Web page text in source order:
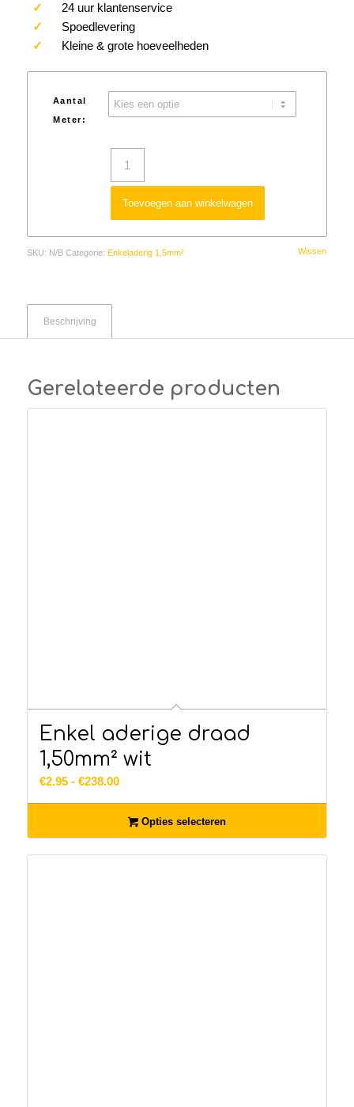
✓ 24 uur klantenservice
✓ Spoedlevering
✓ Kleine & grote hoeveelheden
Aantal
Meter:
Wissen
Toevoegen aan winkelwagen
SKU: N/B Categorie: Enkeladerig 1,5mm²
Beschrijving
Gerelateerde producten
Enkel aderige draad
1,50mm² wit
€2.95 - €238.00Prijsklasse:
tot
€238.00
Opties selecteren